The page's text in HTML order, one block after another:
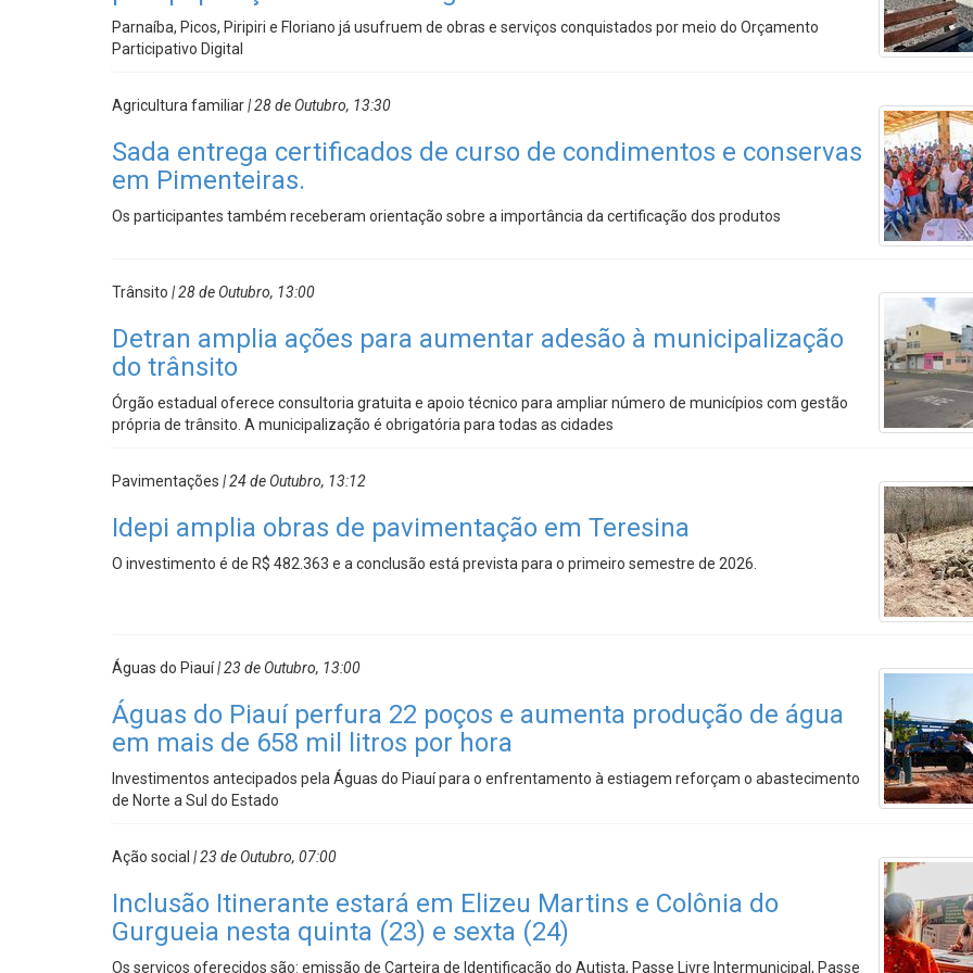
Parnaíba, Picos, Piripiri e Floriano já usufruem de obras e serviços conquistados por meio do Orçamento
Participativo Digital
Agricultura familiar| 28 de Outubro, 13:30
Sada entrega certificados de curso de condimentos e conservas
em Pimenteiras.
Os participantes também receberam orientação sobre a importância da certificação dos produtos
Trânsito | 28 de Outubro, 13:00
Detran amplia ações para aumentar adesão à municipalização
do trânsito
Órgão estadual oferece consultoria gratuita e apoio técnico para ampliar número de municípios com gestão
própria de trânsito. A municipalização é obrigatória para todas as cidades
Pavimentações | 24 de Outubro, 13:12
Idepi amplia obras de pavimentação em Teresina
O investimento é de R$ 482.363 e a conclusão está prevista para o primeiro semestre de 2026.
Águas do Piauí| 23 de Outubro, 13:00
Águas do Piauí perfura 22 poços e aumenta produção de água
em mais de 658 mil litros por hora
Investimentos antecipados pela Águas do Piauí para o enfrentamento à estiagem reforçam o abastecimento
de Norte a Sul do Estado
Ação social | 23 de Outubro, 07:00
Inclusão Itinerante estará em Elizeu Martins e Colônia do
Gurgueia nesta quinta (23) e sexta (24)
Os serviços oferecidos são: emissão de Carteira de Identificação do Autista, Passe Livre Intermunicipal, Passe